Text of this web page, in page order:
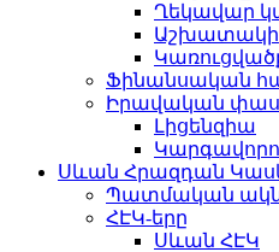
Ղեկավար
Ֆինանսական
Իրավական
Լիցենզիա
Սևան Հրազդան
Պատմական
ՀԷԿ-երը
Սևան ՀԷԿ